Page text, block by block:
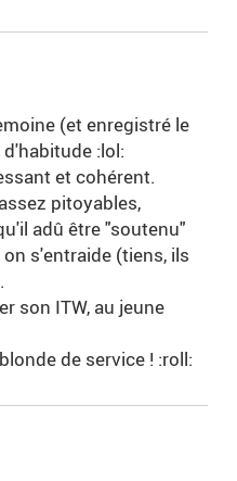
(et enregistré le
d'habitude :lol:
et cohérent.
pitoyables,
adû être "soutenu"
s'entraide (tiens, ils
son ITW, au jeune
de service ! :roll: